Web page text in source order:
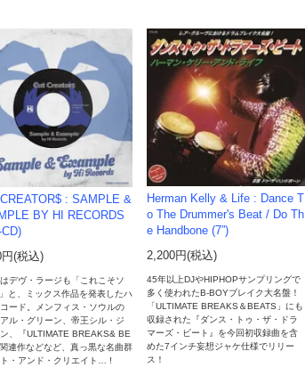
: SAMPLE &
BY HI RECORDS
(税込)
デヴ・ラージも「これこそソ
と、ミックス作品を発表したハ
ード。メンフィス・ソウルの
ル・グリーン、帝王シル・ジ
、『ULTIMATE BREAKS& BE
連作などなど、真っ黒な名曲群
・アンド・クリエイト… !
Herman Kelly & Life : Dance T
o The Drummer's Beat / Do Th
e Handbone (7”)
2,200円(税込)
45年以上DJやHIPHOPサンプリングで
多く使われたB-BOYブレイク大名盤！
「ULTIMATE BREAKS＆BEATS」にも
収録された『ダンス・トゥ・ザ・ドラ
マーズ・ビート』を今回初収録曲を含
めた7インチ妄想ジャケ仕様でリリー
ス！